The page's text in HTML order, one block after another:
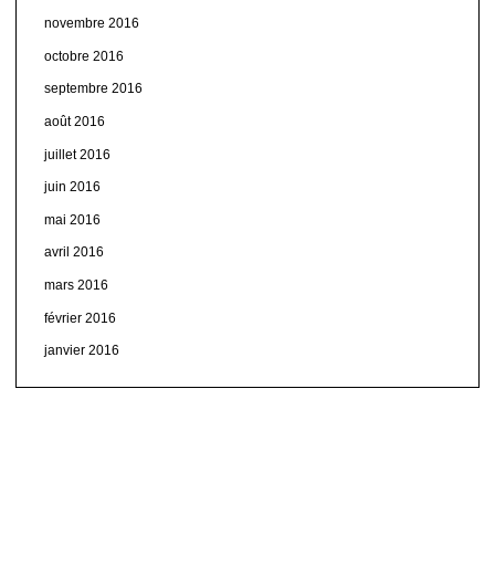
novembre 2016
octobre 2016
septembre 2016
août 2016
juillet 2016
juin 2016
mai 2016
avril 2016
mars 2016
février 2016
janvier 2016